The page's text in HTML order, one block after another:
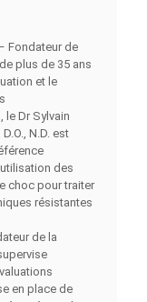
Fondateur de
plus de 35 ans
et le
Dr Sylvain
N.D. est
des
choc pour traiter
résistantes
de la
en place de